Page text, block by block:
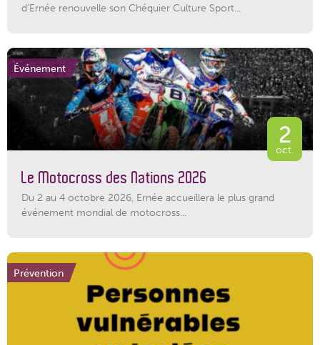
d’Ernée renouvelle son Chéquier Culture Sport...
Événement
2
oct.
Le Motocross des Nations 2026
Du 2 au 4 octobre 2026, Ernée accueillera le plus grand
événement mondial de motocross...
Prévention